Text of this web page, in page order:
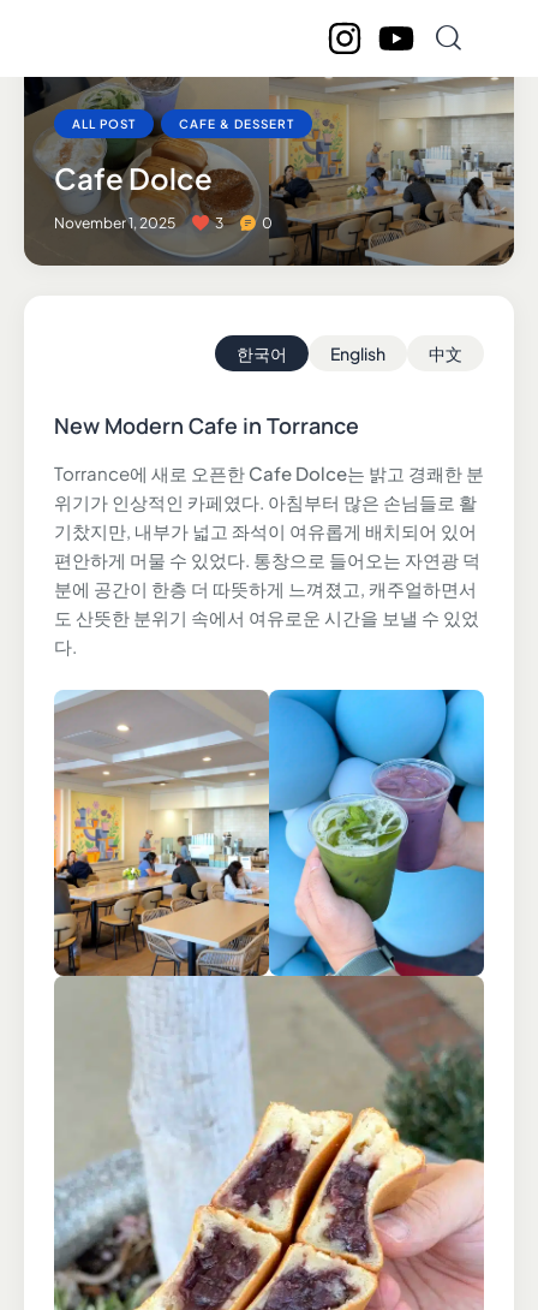
ALL POST CAFE & DESSERT
Cafe Dolce
November 1, 2025 3 0
한국어 English 中文
New Modern Cafe in Torrance
Torrance에 새로 오픈한 Cafe Dolce는 밝고 경쾌한 분
위기가 인상적인 카페였다. 아침부터 많은 손님들로 활
기찼지만, 내부가 넓고 좌석이 여유롭게 배치되어 있어
편안하게 머물 수 있었다. 통창으로 들어오는 자연광 덕
분에 공간이 한층 더 따뜻하게 느껴졌고, 캐주얼하면서
도 산뜻한 분위기 속에서 여유로운 시간을 보낼 수 있었
다.